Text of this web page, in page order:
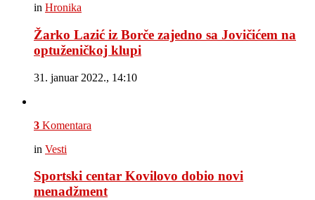
in Hronika
Žarko Lazić iz Borče zajedno sa Jovičićem na
optuženičkoj klupi
31. januar 2022., 14:10
3 Komentara
in Vesti
Sportski centar Kovilovo dobio novi
menadžment